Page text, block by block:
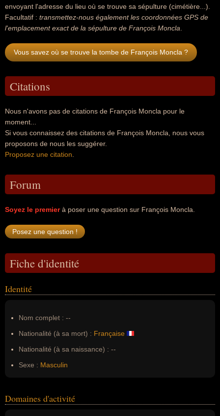
envoyant l'adresse du lieu où se trouve sa sépulture (cimétière...).
Facultatif : transmettez-nous également les coordonnées GPS de
l'emplacement exact de la sépulture de François Moncla
Vous savez où se trouve la tombe de François Moncla ?
Citations
Nous n'avons pas de citations de François Moncla pour le
moment...
Si vous connaissez des citations de François Moncla, nous vous
proposons de nous les suggérer.
Proposez une citation
Forum
Soyez le premierà poser une question sur François Moncla.
Fiche d'identité
Identité
Nom complet : --
Nationalité (à sa mort) : Française
Nationalité (à sa naissance) : --
Sexe : Masculin
Domaines d'activité